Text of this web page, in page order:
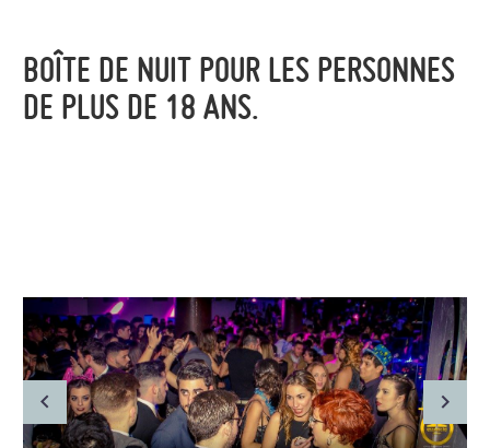
BOÎTE DE NUIT POUR LES PERSONNES
DE PLUS DE 18 ANS.